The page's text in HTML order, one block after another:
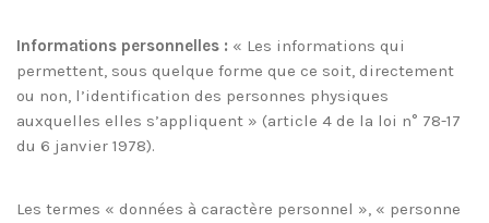
Informations personnelles : « Les informations qui
permettent, sous quelque forme que ce soit, directement
ou non, l’identification des personnes physiques
auxquelles elles s’appliquent » (article 4 de la loi n° 78-17
du 6 janvier 1978).
Les termes « données à caractère personnel », « personne